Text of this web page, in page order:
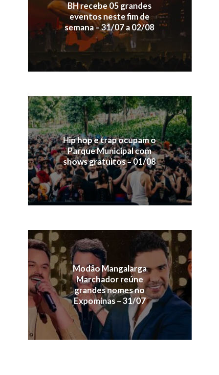
BH recebe 05 grandes
eventos neste fim de
semana – 31/07 a 02/08
Hip hop e trap ocupam o
Parque Municipal com
shows gratuitos – 01/08
Modão Mangalarga
Marchador reúne
grandes nomes no
Expominas – 31/07